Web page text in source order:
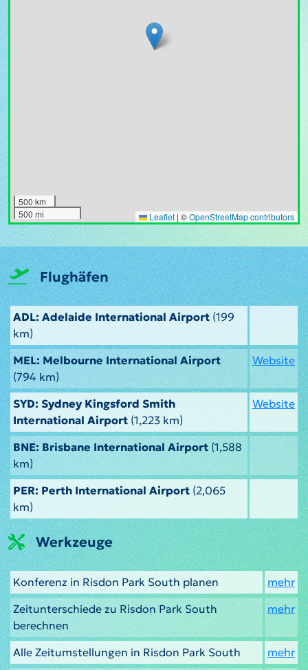
500 km
500 mi
Leaflet | ©OpenStreetMap contributors
Flughäfen
ADL: Adelaide International Airport (199
km)
MEL: Melbourne International Airport
(794 km)
Website
SYD: Sydney Kingsford Smith
International Airport (1,223 km)
Website
BNE: Brisbane International Airport(1,588
km)
PER: Perth International Airport (2,065
km)
Werkzeuge
Konferenz in Risdon Park South planen
mehr
Zeitunterschiede zu Risdon Park South
berechnen
mehr
Alle Zeitumstellungen in Risdon Park South
mehr